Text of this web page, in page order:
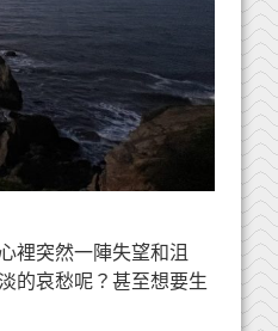
裡突然一陣失望和沮
的哀愁呢？甚至想要生